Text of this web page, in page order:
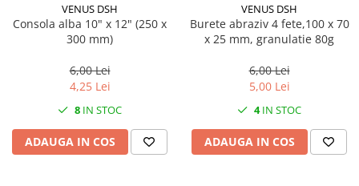
VENUS DSH
Consola alba 10" x 12" (250 x
300 mm)
6,00 Lei
4,25 Lei
8 IN STOC
ADAUGA IN COS
VENUS DSH
Burete abraziv 4 fete,100 x 70
x 25 mm, granulatie 80g
6,00 Lei
5,00 Lei
4IN STOC
ADAUGA IN COS